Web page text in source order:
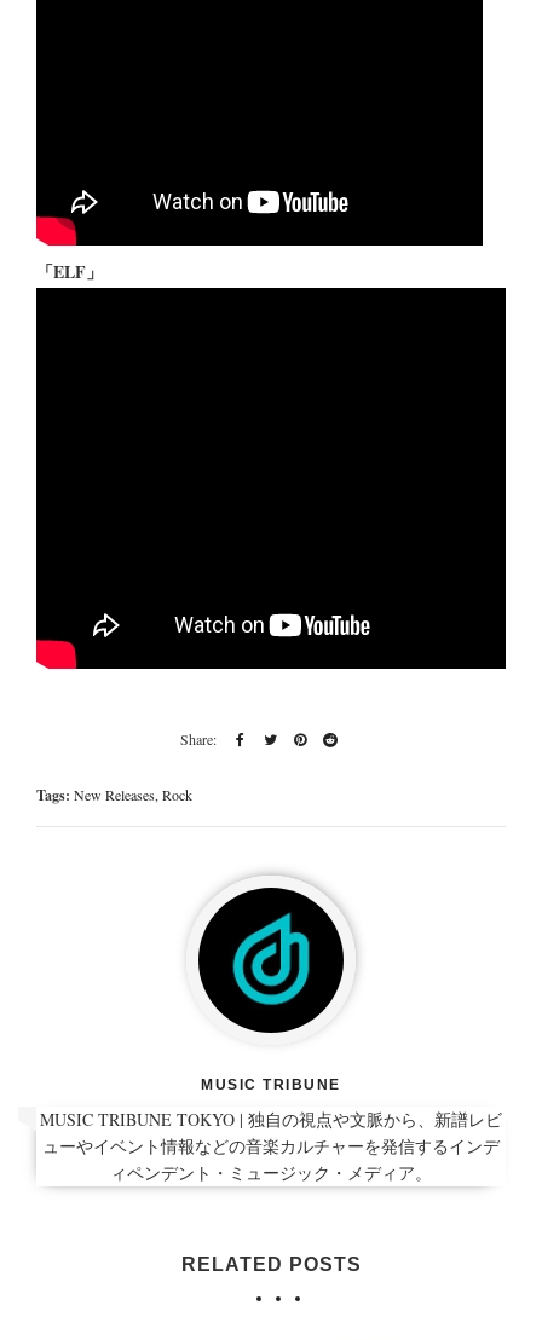
「ELF」
Tags: New Releases,Rock
MUSIC TRIBUNE
MUSIC TRIBUNE TOKYO | 独自の視点や文脈から、新譜レビ
ューやイベント情報などの音楽カルチャーを発信するインデ
ィペンデント・ミュージック・メディア。
RELATED POSTS